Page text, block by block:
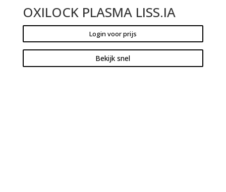
OXILOCK PLASMA LISS.IA
Login voor prijs
Bekijk snel